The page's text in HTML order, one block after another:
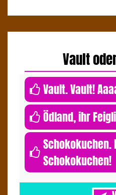
Vault
Vault. Vault!
Ödland, ihr
Schokokuchen.
Schokokuchen!